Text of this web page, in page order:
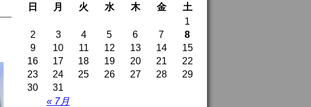
日
月 火 水 木 金 土
« 7月
1
2
3 4 5 6 7
8
9
10 11 12 13 14
15
16
17 18 19 20 21
22
23
24 25 26 27 28
29
30
31